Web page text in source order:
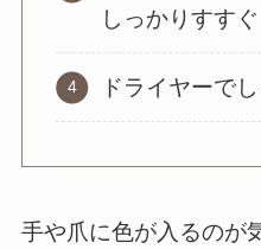
しっかりすすぐ
ドライヤーで
手や爪に色が入るのが